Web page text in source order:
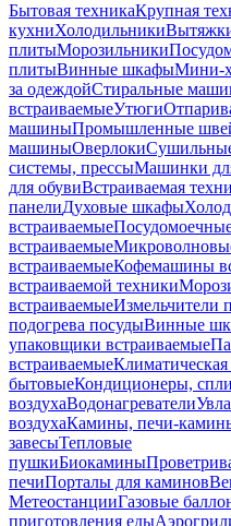
Бытовая техникаКрупная
кухниХолодильники
плитыМорозильники
плитыВинные шкафыМини-
за одеждойСтиральные
встраиваемыеУтюги
машиныПромышленные
машиныОверлоки
системы, прессыМашинки
для обувиВстраиваемая
панелиДуховые шкафы
встраиваемые
встраиваемые
встраиваемыеКофемашины
встраиваемой техники
встраиваемыеИзмельчители
подогрева посудыВинные
упаковщики встраиваемые
встраиваемыеКлиматическая
бытовыеКондиционеры,
воздухаВодонагреватели
воздухаКамины, печи-
завесыТепловые
пушкиБиокамины
печиПорталы для каминов
МетеостанцииГазовые
приготовления еды